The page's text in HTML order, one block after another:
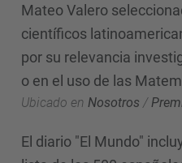
Mateo Valero
científicos
por su relevancia
o en el uso de las
Ubicado en Nosotros /
El diario "El Mundo"